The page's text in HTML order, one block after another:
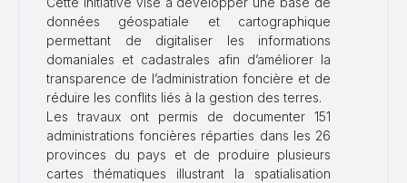
données géospatiale et cartographique
permettant de digitaliser les informations
domaniales et cadastrales afin d’améliorer la
transparence de l’administration foncière et de
réduire les conflits liés à la gestion des terres.
Les travaux ont permis de documenter 151
administrations foncières réparties dans les 26
provinces du pays et de produire plusieurs
cartes thématiques illustrant la spatialisation